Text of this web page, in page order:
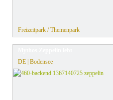
Freizeitpark / Themenpark
DE | Bodensee